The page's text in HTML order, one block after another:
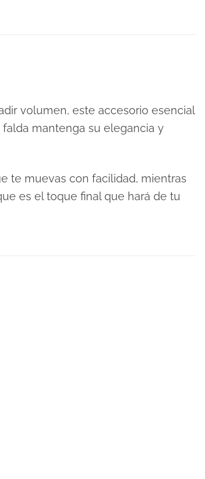
volumen, este accesorio esencial
mantenga su elegancia y
te muevas con facilidad, mientras
es el toque final que hará de tu